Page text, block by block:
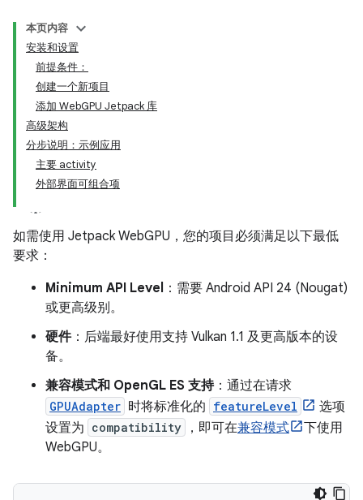
本页内容
安装和设置
前提条件：
创建一个新项目
添加 WebGPU Jetpack 库
高级架构
分步说明：示例应用
主要 activity
外部界面可组合项
如需使用 Jetpack WebGPU，您的项目必须满足以下最低
要求：
Minimum API Level ：需要 Android API 24 (Nougat)
或更高级别。
硬件：后端最好使用支持 Vulkan 1.1 及更高版本的设
备。
兼容模式和 OpenGL ES 支持：通过在请求
GPUAdapter 时将标准化的 featureLevel
选项
设置为 compatibility ，即可在兼容模式
下使用
WebGPU。